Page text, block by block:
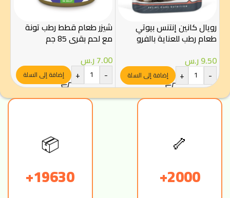
رويال كانين إنتنس بيوتي
طعام رطب للعناية بالفرو
والجلد 85 غ – Royal Canin
9.50ر.س
-
+ إضافة إلى السلة
شيزر طعام قطط رطب تونة
مع لحم بقري 85 جم
7.00ر.س
-
+ إضافة إلى السلة
🦴
2000+
📦
19630+